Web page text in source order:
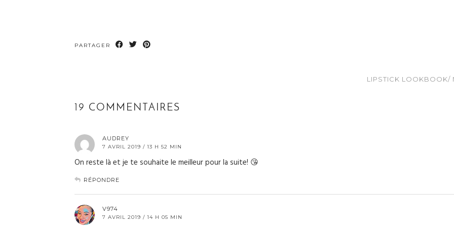
PARTAGER
LIPSTICK LOOKBOOK/
19 COMMENTAIRES
AUDREY
7 AVRIL 2019 / 13 H 52 MIN
On reste là et je te souhaite le meilleur pour la suite! 😘
RÉPONDRE
V974
7 AVRIL 2019 / 14 H 05 MIN